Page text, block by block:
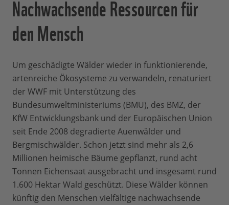
Nachwachsende Ressourcen für
den Mensch
Um geschädigte Wälder wieder in funktionierende,
artenreiche Ökosysteme zu verwandeln, renaturiert
der WWF mit Unterstützung des
Bundesumweltministeriums (BMU), des BMZ, der
KfW Entwicklungsbank und der Europäischen Union
seit Ende 2008 degradierte Auenwälder und
Bergmischwälder. Schon jetzt sind mehr als 2,6
Millionen heimische Bäume gepflanzt, rund acht
Tonnen Eichensaat ausgebracht und insgesamt rund
1.600 Hektar Wald geschützt. Diese Wälder können
künftig den Menschen vielfältige nachwachsende